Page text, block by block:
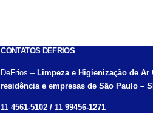
CONTATOS DEFRIOS
DeFrios – Limpeza e Higienização de
residência e empresas de São Paulo –
114561-5102 / 1199456-1271